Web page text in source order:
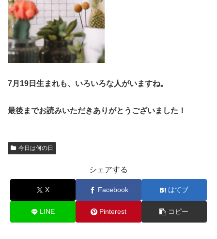
7月19日生まれも、いろいろな人がいますね。
最後までお読みいただきありがとうございました！
今日は何の日
シェアする
X Facebook はてブ
LINE Pinterest コピー